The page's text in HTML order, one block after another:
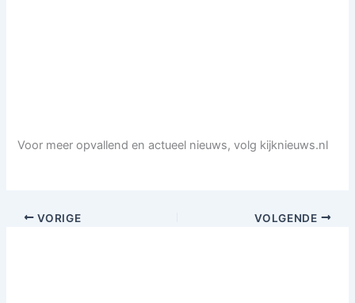
Voor meer opvallend en actueel nieuws, volg kijknieuws.nl
VORIGE VOLGENDE